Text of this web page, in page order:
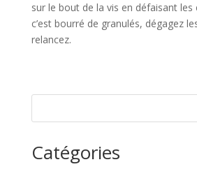
sur le bout de la vis en défaisant les
c’est bourré de granulés, dégagez
relancez.
Catégories